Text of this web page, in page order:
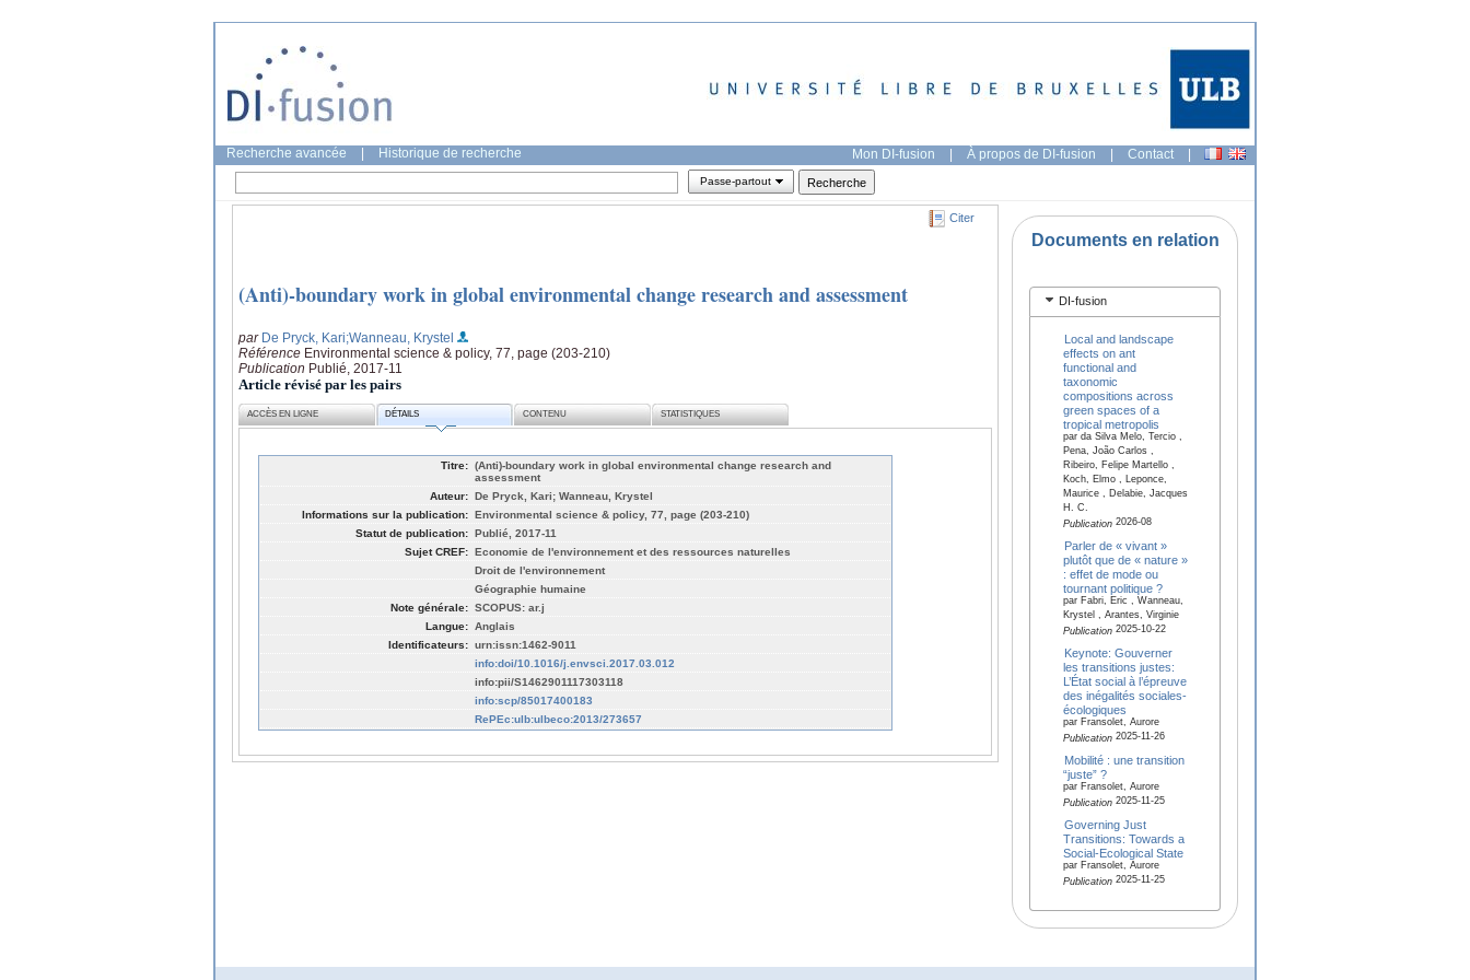
Recherche avancée Historique de recherche Mon DI-fusion | À propos de DI-fusion | Contact |
Passe-partout
Citer
(Anti)-boundary work in global environmental change research and assessment
par De Pryck, Kari;Wanneau, Krystel
Référence Environmental science & policy, 77, page (203-210)
Publication Publié, 2017-11
Article révisé par les pairs
ACCÈS EN LIGNE DÉTAILS CONTENU STATISTIQUES
Titre: (Anti)-boundary work in global environmental change research and
assessment
Auteur: De Pryck, Kari; Wanneau, Krystel
Informations sur la publication: Environmental science & policy, 77, page (203-210)
Statut de publication: Publié, 2017-11
Sujet CREF: Economie de l'environnement et des ressources naturelles
Droit de l'environnement
Géographie humaine
Note générale: SCOPUS: ar.j
Langue: Anglais
Identificateurs: urn:issn:1462-9011
info:doi/10.1016/j.envsci.2017.03.012
info:pii/S1462901117303118
info:scp/85017400183
RePEc:ulb:ulbeco:2013/273657
Documents en relation
DI-fusion
Local and landscape
effects on ant
functional and
taxonomic
compositions across
green spaces of a
tropical metropolis
par da Silva Melo, Tercio ,
Pena, João Carlos ,
Ribeiro, Felipe Martello ,
Koch, Elmo , Leponce,
Maurice , Delabie, Jacques
H. C.
Publication2026-08
Parler de « vivant »
plutôt que de « nature »
: effet de mode ou
tournant politique ?
par Fabri, Eric , Wanneau,
Krystel , Arantes, Virginie
Publication2025-10-22
Keynote: Gouverner
les transitions justes:
L’État social à l’épreuve
des inégalités sociales-
écologiques
par Fransolet, Aurore
Publication2025-11-26
Mobilité : une transition
“juste” ?
par Fransolet, Aurore
Publication2025-11-25
Governing Just
Transitions: Towards a
Social-Ecological State
par Fransolet, Aurore
Publication2025-11-25